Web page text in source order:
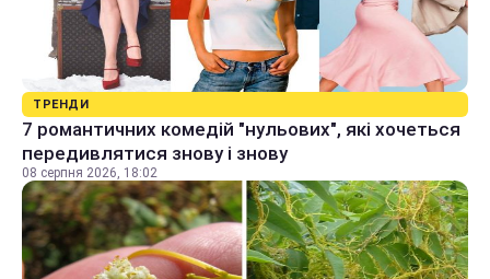
ТРЕНДИ
7 романтичних комедій "нульових", які хочеться
передивлятися знову і знову
08 серпня 2026, 18:02